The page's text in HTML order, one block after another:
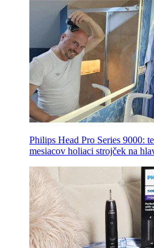
Philips Head Pro Series 9000:
mesiacov holiaci strojček na